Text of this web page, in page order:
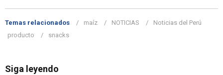
Temas relacionados maíz NOTICIAS
Noticias del Perú
producto
snacks
Siga leyendo